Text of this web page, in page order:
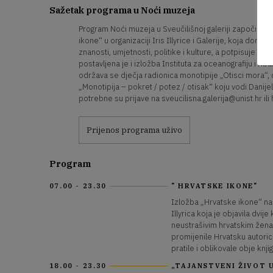
Sažetak programa u Noći muzeja
Program Noći muzeja u Sveučilišnoj galeriji započinje
ikone“ u organizaciji Iris Illyrice i Galerije, koja
znanosti, umjetnosti, politike i kulture, a potpisuje je
postavljena je i izložba Instituta za oceanografiju i
održava se dječja radionica monotipije „Otisci
„Monotipija – pokret / potez / otisak“ koju vodi
potrebne su prijave na sveucilisna.galerija@unist.hr
Prijenos programa uživo
Program
07.00 - 23.30 " HRVATSKE IKONE"
Izložba „Hrvatske ikone“
Illyrica koja je objavila dvije
neustrašivim hrvatskim
promijenile Hrvatsku
pratile i oblikovale obje
18.00 - 23.30 „TAJANSTVENI ŽIVOT